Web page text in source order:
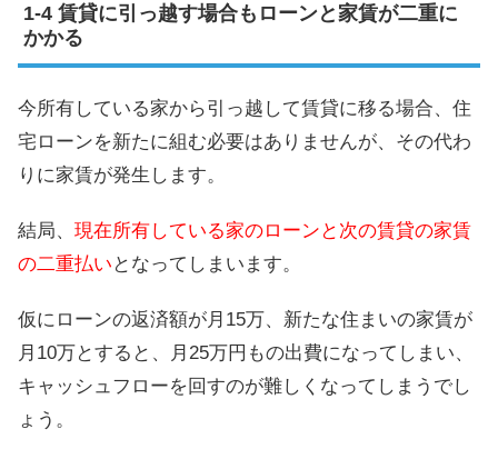
賃貸に引っ越す場合もローンと家賃が二重に
かかる
今所有している家から引っ越して賃貸に移る場合、住
宅ローンを新たに組む必要はありませんが、その代わ
りに家賃が発生します。
結局、 現在所有している家のローンと次の賃貸の家賃
の二重払い となってしまいます。
仮にローンの返済額が月15万、新たな住まいの家賃が
月10万とすると、月25万円もの出費になってしまい、
キャッシュフローを回すのが難しくなってしまうでし
ょう。